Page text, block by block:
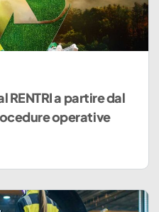
RENTRI a partire dal
operative